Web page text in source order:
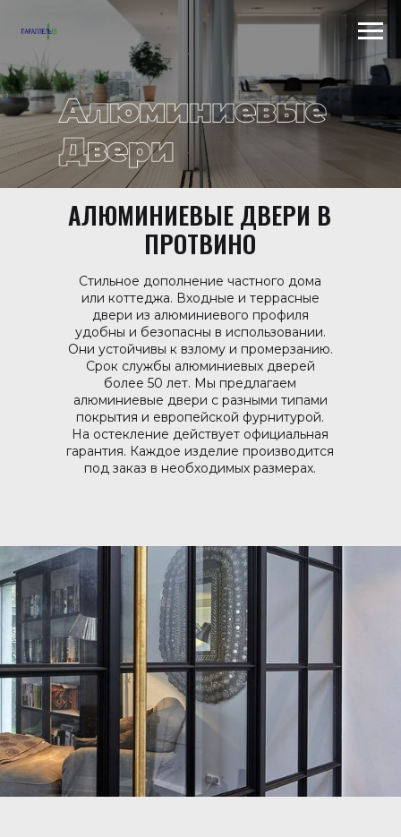
Scroll to top →
АЛЮМИНИЕВЫЕ ДВЕРИ В
ПРОТВИНО
Стильное дополнение частного дома
или коттеджа. Входные и террасные
двери из алюминиевого профиля
удобны и безопасны в использовании.
Они устойчивы к взлому и промерзанию.
Срок службы алюминиевых дверей
более 50 лет. Мы предлагаем
алюминиевые двери с разными типами
покрытия и европейской фурнитурой.
На остекление действует официальная
гарантия. Каждое изделие производится
под заказ в необходимых размерах.